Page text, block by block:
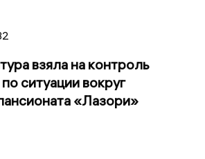
взяла на контроль
ситуации вокруг
«Лазори»